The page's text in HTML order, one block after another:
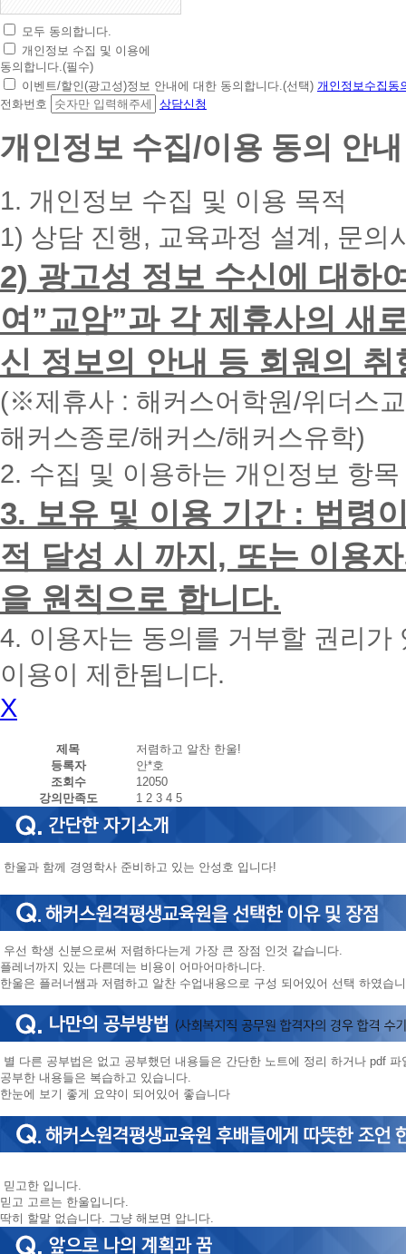
초
간
편
상
담
청
대
폰
입
력
시
면
빠
른
간
내
에
화
드
리
겠
습
니
다.
모두 동의합니다.
개인정보 수집 및 이용에
동의합니다.(필수)
이벤트/할인(광고성)정보 안내에 대한 동의합니다.(선택) 개인정보수집동
전화번호
상담신청
개인정보 수집/이용 동의 안내
1. 개인정보 수집 및 이용 목적
1) 상담 진행, 교육과정 설계, 문의
2) 광고성 정보 수신에 대하
여”교암”과 각 제휴사의 새
신 정보의 안내 등 회원의
(※제휴사 : 해커스어학원/위더스
해커스종로/해커스/해커스유학)
2. 수집 및 이용하는 개인정보 항
3. 보유 및 이용 기간 : 법령
적 달성 시 까지, 또는 이용
을 원칙으로 합니다.
4. 이용자는 동의를 거부할 권리
이용이 제한됩니다.
X
제목
저렴하고 알찬 한울!
등록자
안*호
조회수
12050
강의만족도
1 2 3 4 5
한울과 함께 경영학사 준비하고 있는 안성호 입니다!
우선 학생 신분으로써 저렴하다는게 가장 큰 장점 인것 같습니다.
플레너까지 있는 다른데는 비용이 어마어마하니다.
한울은 플러너쌤과 저렴하고 알찬 수업내용으로 구성 되어있어 선택 하였습
별 다른 공부법은 없고 공부했던 내용들은 간단한 노트에 정리 하거나 pdf 파
공부한 내용들은 복습하고 있습니다.
한눈에 보기 좋게 요약이 되어있어 좋습니다
믿고한 입니다.
믿고 고르는 한울입니다.
딱히 할말 없습니다. 그냥 해보면 압니다.